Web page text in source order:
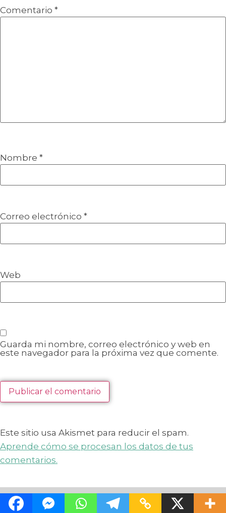
Comentario *
Nombre *
Correo electrónico *
Web
Guarda mi nombre, correo electrónico y web en
este navegador para la próxima vez que comente.
Este sitio usa Akismet para reducir el spam.
Aprende cómo se procesan los datos de tus
comentarios.
Copyright © 2025 TravelOgrafa | All Rights Reserved - Web designed &